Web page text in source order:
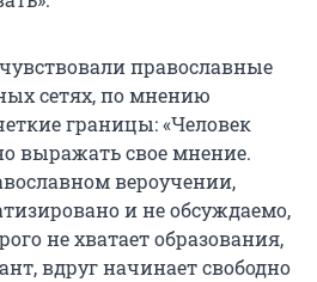
православные
сетях, по мнению
границы: «Человек
выражать свое мнение.
вероучении,
и не обсуждаемо,
не хватает образования,
вдруг начинает свободно